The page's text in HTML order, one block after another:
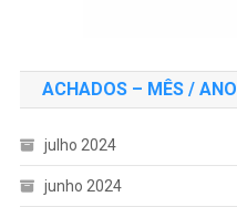
ACHADOS – MÊS / ANO
julho 2024
junho 2024